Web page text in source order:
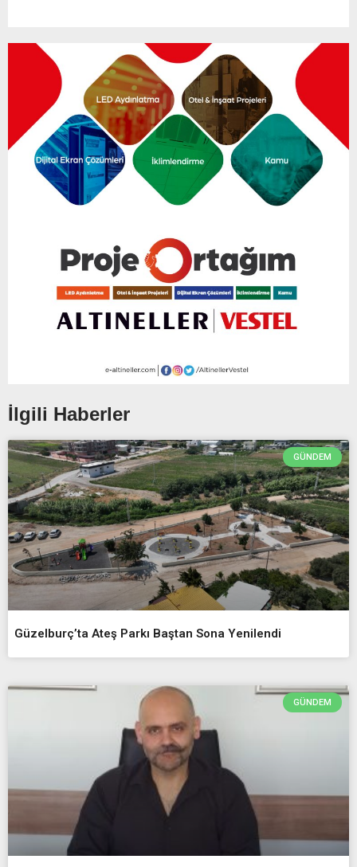
İlgili Haberler
GÜNDEM
Güzelburç’ta Ateş Parkı Baştan Sona Yenilendi
GÜNDEM